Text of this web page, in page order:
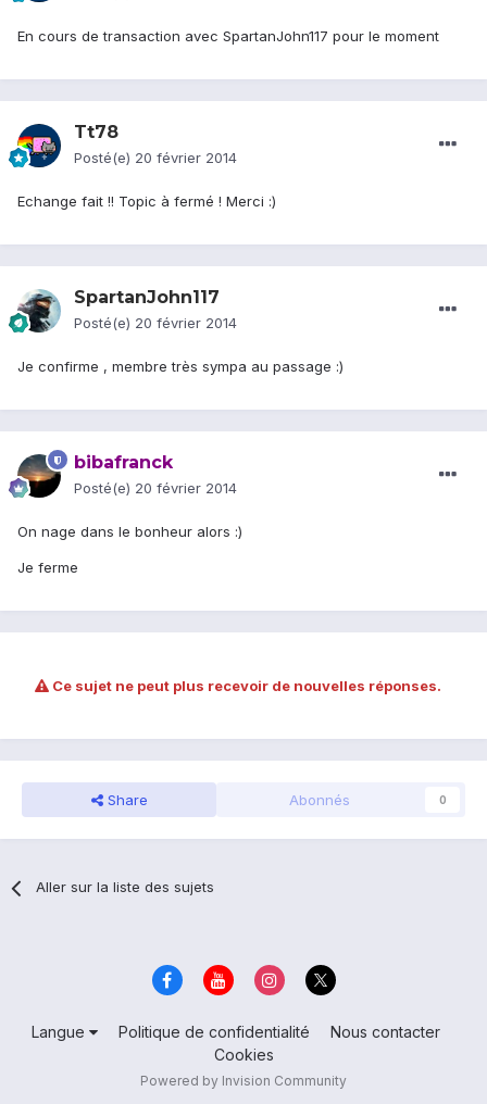
En cours de transaction avec SpartanJohn117 pour le moment
Tt78
Posté(e) 20 février 2014
Echange fait !! Topic à fermé ! Merci :)
SpartanJohn117
Posté(e) 20 février 2014
Je confirme , membre très sympa au passage :)
bibafranck
Posté(e) 20 février 2014
On nage dans le bonheur alors :)
Je ferme
Ce sujet ne peut plus recevoir de nouvelles réponses.
Share Abonnés 0
Aller sur la liste des sujets
Langue Politique de confidentialité
Nous contacter
Cookies
Powered by Invision Community